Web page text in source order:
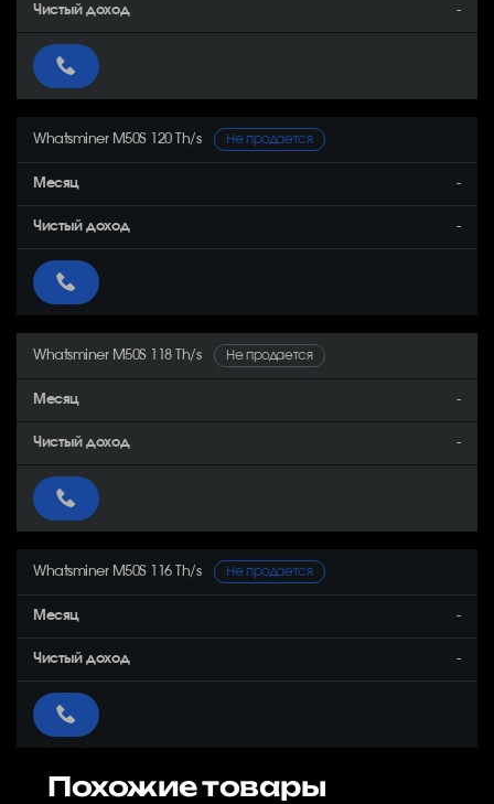
-
Whatsminer M50S 120 Th/s Не продается
-
-
Whatsminer M50S 118 Th/s Не продается
-
-
Whatsminer M50S 116 Th/s Не продается
-
-
Похожие товары